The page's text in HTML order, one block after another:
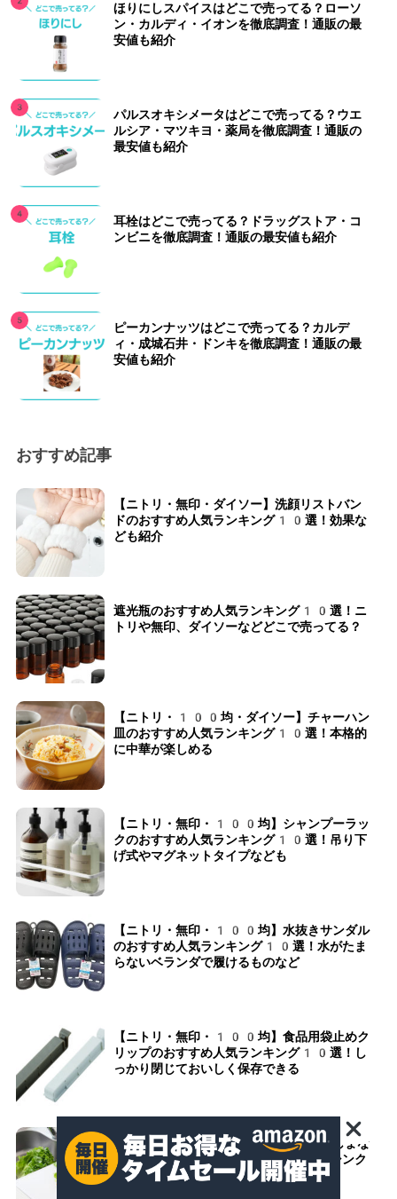
ほりにしスパイスはどこで売ってる？ローソ
ン・カルディ・イオンを徹底調査！通販の最
安値も紹介
パルスオキシメータはどこで売ってる？ウエ
ルシア・マツキヨ・薬局を徹底調査！通販の
最安値も紹介
耳栓はどこで売ってる？ドラッグストア・コ
ンビニを徹底調査！通販の最安値も紹介
ピーカンナッツはどこで売ってる？カルデ
ィ・成城石井・ドンキを徹底調査！通販の最
安値も紹介
おすすめ記事
【ニトリ・無印・ダイソー】洗顔リストバン
ドのおすすめ人気ランキング10選！効果な
ども紹介
遮光瓶のおすすめ人気ランキング10選！ニ
トリや無印、ダイソーなどどこで売ってる？
【ニトリ・100均・ダイソー】チャーハン
皿のおすすめ人気ランキング10選！本格的
に中華が楽しめる
【ニトリ・無印・100均】シャンプーラッ
クのおすすめ人気ランキング10選！吊り下
げ式やマグネットタイプなども
【ニトリ・無印・100均】水抜きサンダル
のおすすめ人気ランキング10選！水がたま
らないベランダで履けるものなど
【ニトリ・無印・100均】食品用袋止めク
リップのおすすめ人気ランキング10選！し
っかり閉じておいしく保存できる
【ニトリ・100均が人気】シンク渡しまな
板のおすすめ人気ランキング10選！シンク
にピッタリサイズのものを紹介